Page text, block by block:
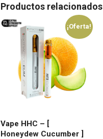
Productos relacionados
¡Oferta!
Vape HHC – [
Honeydew Cucumber ]